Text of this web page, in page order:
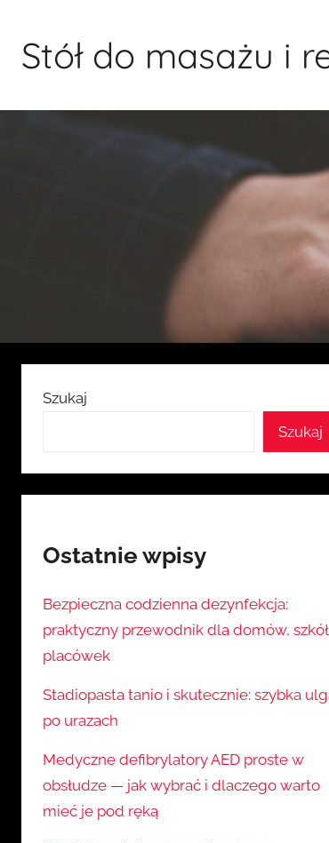
treściStół do masażu i
Szukaj
Szukaj
Ostatnie wpisy
Bezpieczna codzienna dezynfekcja:
praktyczny przewodnik dla domów,
placówek
Stadiopasta tanio i skutecznie: szybka
po urazach
Medyczne defibrylatory AED proste w
obsłudze — jak wybrać i dlaczego warto
mieć je pod ręką